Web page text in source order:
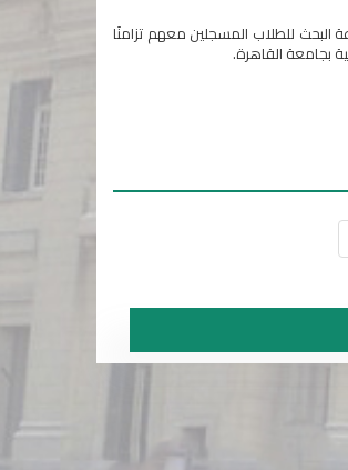
البحث للطلاب المسجلين معهم تزامنًا